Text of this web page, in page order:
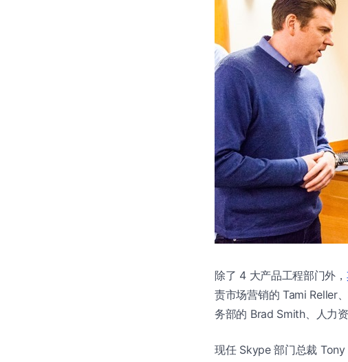
除了 4 大产品工程部门外，
责市场营销的 Tami Reller
务部的 Brad Smith、人力
现任 Skype 部门总裁